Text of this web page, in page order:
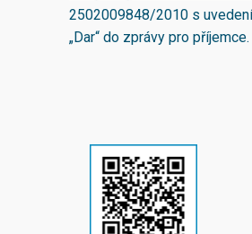
2502009848/2010 s
„Dar“ do zprávy pro příjemce.